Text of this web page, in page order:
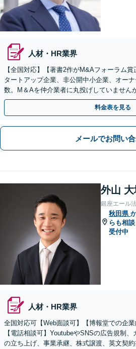
人材・HR業界
【全国対応】【著書2作がM&Aフォーラム
タートアップ企業、非公開中小企業、オー
数。M＆Aを仲介業者に丸投げしていません
や契約書作成・交渉はお任せください【初
料金表を見る
メールでお問い
外山
銀座エール
秋田県
らも相談
受付中
人材・HR業界
全国対応可【Web面談可】【博報堂での企業
【電話相談可】YoutubeやSNSの広告規制
の立ち上げ、事業承継、株式譲渡、英文契